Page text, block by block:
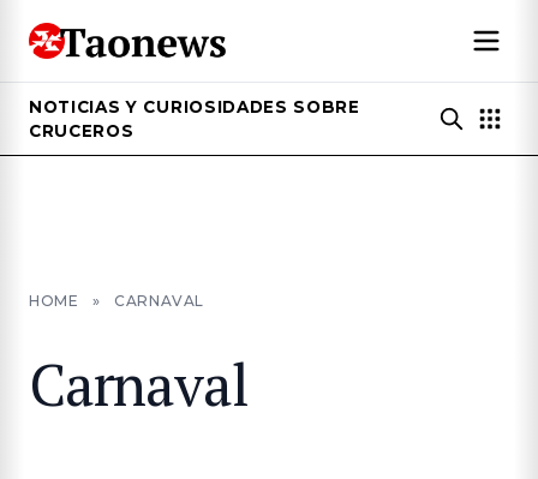
NOTICIAS Y CURIOSIDADES SOBRE
CRUCEROS
HOME » CARNAVAL
Carnaval